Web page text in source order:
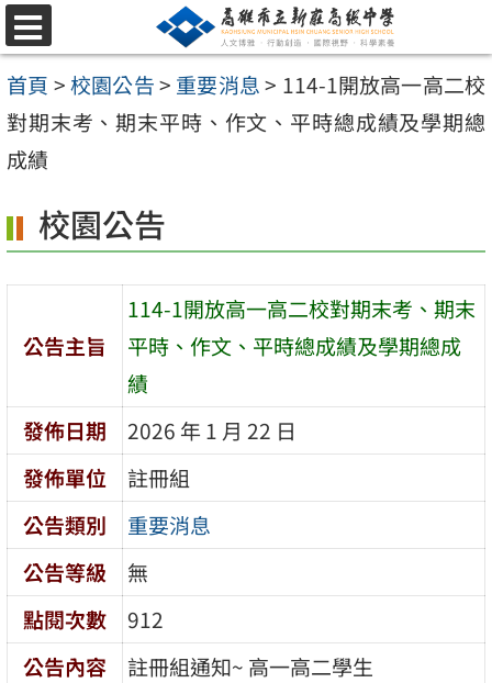
跳
至
主
要
內
區
選
單
首頁 >校園公告> 重要消息> 114-1開放高一高二校
對期末考、期末平時、作文、平時總成績及學期總
成績
校園公告
公告主旨
114-1開放高一高二校對期末考、期末
平時、作文、平時總成績及學期總成
績
發佈日期
2026 年 1 月 22 日
發佈單位
註冊組
公告類別
重要消息
公告等級
無
點閱次數
912
公告內容
註冊組通知~ 高一高二學生